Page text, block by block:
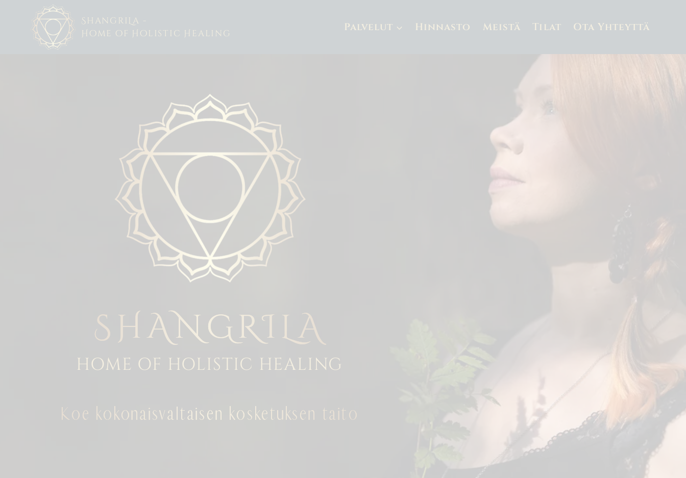
sisältöön
ShangriLa -
Home of Holistic Healing
Palvelut Hinnasto Meistä Tilat Ota Yhteyttä
SHANGRILA
HOME OF HOLISTIC HEALING
Koe kokonaisvaltaisen kosketuksen taito